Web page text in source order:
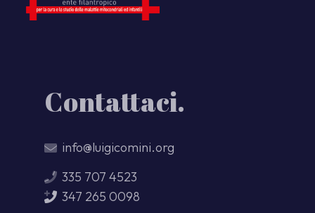
Contattaci.
info@luigicomini.org
335 707 4523
347 265 0098